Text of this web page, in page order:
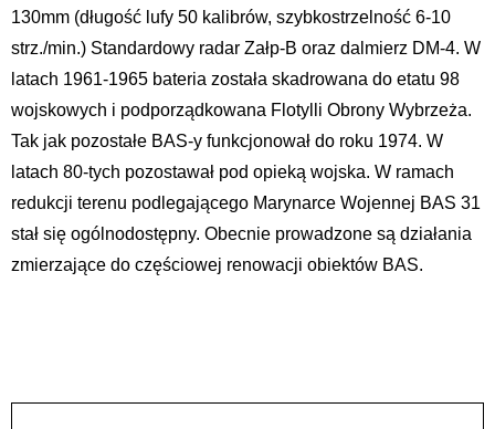
130mm (długość lufy 50 kalibrów, szybkostrzelność 6-10
strz./min.) Standardowy radar Załp-B oraz dalmierz DM-4. W
latach 1961-1965 bateria została skadrowana do etatu 98
wojskowych i podporządkowana Flotylli Obrony Wybrzeża.
Tak jak pozostałe BAS-y funkcjonował do roku 1974. W
latach 80-tych pozostawał pod opieką wojska. W ramach
redukcji terenu podlegającego Marynarce Wojennej BAS 31
stał się ogólnodostępny. Obecnie prowadzone są działania
zmierzające do częściowej renowacji obiektów BAS.